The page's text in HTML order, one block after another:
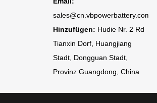
sales@cn.vbpowerbattery.com
Hinzufügen: Hudie Nr. 2 Rd
Tianxin Dorf, Huangjiang
Stadt, Dongguan Stadt,
Provinz Guangdong, China